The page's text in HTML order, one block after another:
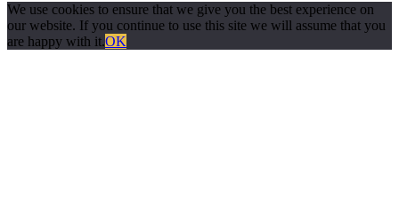
We use cookies to ensure that we give you the best experience on
our website. If you continue to use this site we will assume that you
are happy with it.OK